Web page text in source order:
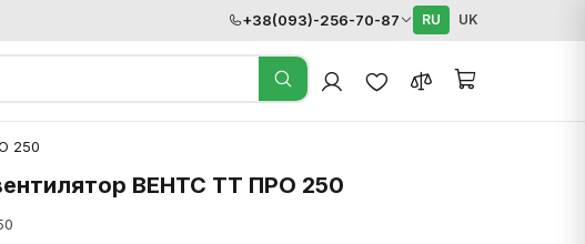
+38(093)-256-70-87 RU UK
250
ВЕНТС ТТ ПРО 250